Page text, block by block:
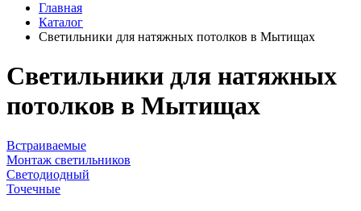
Главная
Каталог
Светильники для натяжных потолков в Мытищах
Светильники для натяжных
потолков в Мытищах
Встраиваемые
Монтаж светильников
Светодиодный
Точечные